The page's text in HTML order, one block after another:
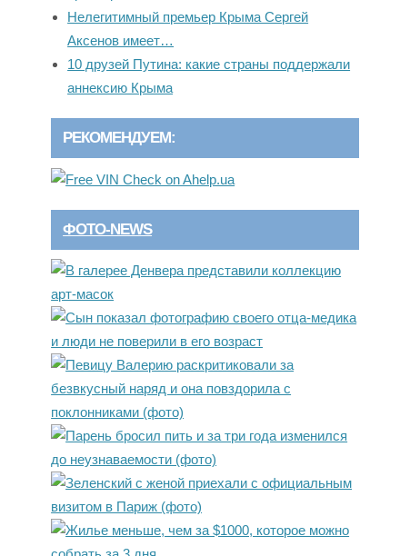
Нелегитимный премьер Крыма Сергей
Аксенов имеет…
10 друзей Путина: какие страны поддержали
аннексию Крыма
РЕКОМЕНДУЕМ:
ФОТО-NEWS